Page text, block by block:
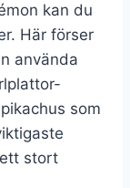
kan du
Här förser
använda
som
stort